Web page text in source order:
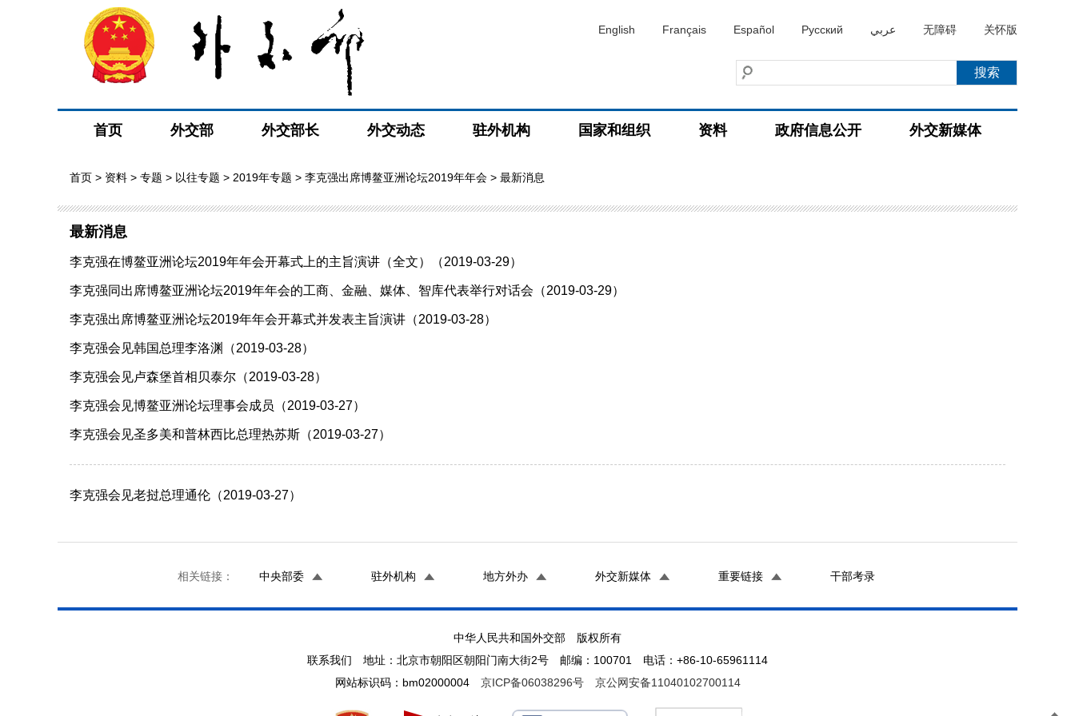
English Français Español Русский عربي 无障碍 关怀版
首页 外交部 外交部长 外交动态 驻外机构 国家和组织 资料 政府信息公开 外交新媒体
首页 > 资料 > 专题 > 以往专题 > 2019年专题 > 李克强出席博鳌亚洲论坛2019年年会 > 最新消息
最新消息
李克强在博鳌亚洲论坛2019年年会开幕式上的主旨演讲（全文）（2019-03-29）
李克强同出席博鳌亚洲论坛2019年年会的工商、金融、媒体、智库代表举行对话会（2019-03-29）
李克强出席博鳌亚洲论坛2019年年会开幕式并发表主旨演讲（2019-03-28）
李克强会见韩国总理李洛渊（2019-03-28）
李克强会见卢森堡首相贝泰尔（2019-03-28）
李克强会见博鳌亚洲论坛理事会成员（2019-03-27）
李克强会见圣多美和普林西比总理热苏斯（2019-03-27）
李克强会见老挝总理通伦（2019-03-27）
相关链接： 中央部委 驻外机构 地方外办 外交新媒体 重要链接 干部考录
中华人民共和国外交部 版权所有
联系我们 地址：北京市朝阳区朝阳门南大街2号 邮编：100701 电话：+86-10-65961114
网站标识码：bm02000004 京ICP备06038296号 京公网安备11040102700114